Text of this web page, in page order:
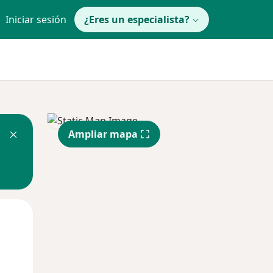
Iniciar sesión ¿Eres un especialista?
Ampliar mapa